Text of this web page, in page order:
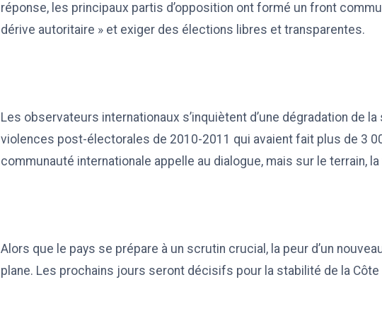
réponse, les principaux partis d’opposition ont formé un front
dérive autoritaire » et exiger des élections libres et transparentes.
Les observateurs internationaux s’inquiètent d’une dégradation de
violences post-électorales de 2010-2011 qui avaient fait plus de 3
communauté internationale appelle au dialogue, mais sur le terrain,
Alors que le pays se prépare à un scrutin crucial, la peur d’un
plane. Les prochains jours seront décisifs pour la stabilité de la Côte